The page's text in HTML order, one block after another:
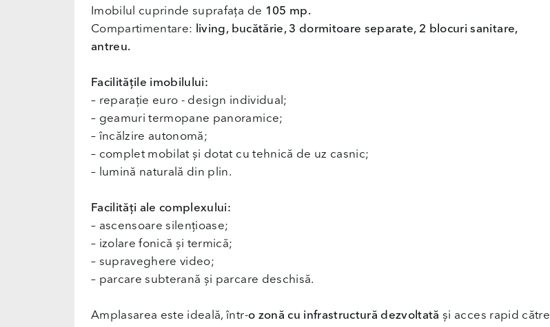
Imobilul cuprinde suprafața de 105 mp.
Compartimentare:
living, bucătărie, 3 dormitoare separate, 2 blocuri sanitare,
antreu.
Facilitățile imobilului:
– reparație euro - design individual;
– geamuri termopane panoramice;
– încălzire autonomă;
– complet mobilat și dotat cu tehnică de uz casnic;
– lumină naturală din plin.
Facilități ale complexului:
– ascensoare silențioase;
– izolare fonică și termică;
– supraveghere video;
– parcare subterană și parcare deschisă.
Amplasarea este ideală, într-o zonă cu infrastructură dezvoltată și acces rapid către